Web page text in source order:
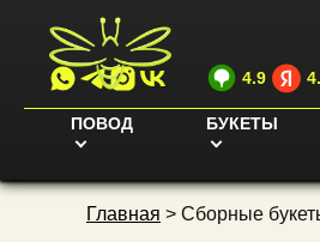
4.9
ПОВОД БУКЕТЫ
Главная > Сборные